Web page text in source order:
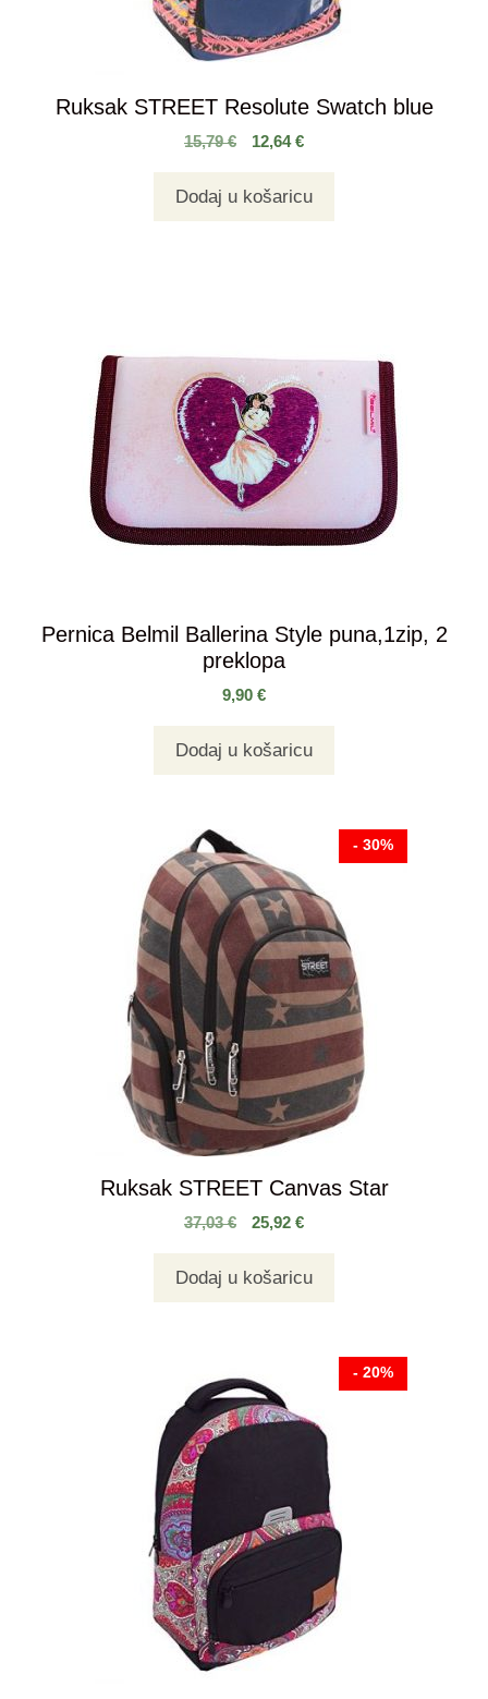
Ruksak STREET Resolute Swatch blue
15,79€ 12,64€
Dodaj u košaricu
Pernica Belmil Ballerina Style puna,1zip, 2
preklopa
9,90 €
Dodaj u košaricu
- 30%
Ruksak STREET Canvas Star
37,03€ 25,92 €
Dodaj u košaricu
- 20%